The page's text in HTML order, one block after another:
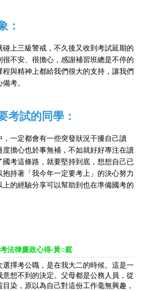
：
碰上三級警戒，不久後又收到考試延期的
不安、很擔心，感謝補習班總是不停的
與精神上都給我們很大的支持，讓我們
考。
考試的同學：
一定都會有一些突發狀況干擾自己讀
擔心也於事無補，不如就好好專注在讀
考這條路，就要堅持到底，想想自己已
持著「我今年一定要考上」的決心努力
的經驗分享可以幫助到也在準備國考的
法律廉政心得-黃○庭
選擇考公職，是在我大二的時候。這是一
意想不到的決定。父母都是公務人員，從
目染，原以為自己對這份工作毫無興趣，